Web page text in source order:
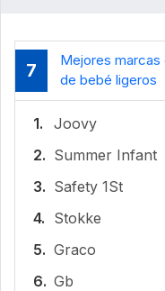
7
Mejores marcas
de bebé ligeros
1. Joovy
2. Summer Infant
3. Safety 1St
4. Stokke
5. Graco
6. Gb